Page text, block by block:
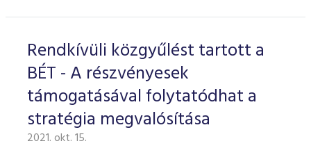
Rendkívüli közgyűlést tartott a
BÉT - A részvényesek
támogatásával folytatódhat a
stratégia megvalósítása
2021. okt. 15.